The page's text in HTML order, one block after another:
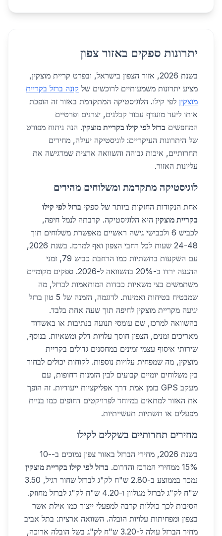
יתרונות ספקים באזור צפון
בשנת 2026, אזור הצפון בישראל, ובפרט קריית מוצקין,
מציע יתרונות משמעותיים לרוכשים של קונה ברזל בקריית
מוצקין לפי קילו. הלוגיסטיקה המתקדמת באזור זה הופכת
אותו ליעד מועדף עבור קבלנים, יצרנים ופרטיים
המחפשים ברזל לפי קילו בקריית מוצקין. הנה ניתוח מפורט
של היתרונות העיקריים: לוגיסטיקה יעילה, מחירים
תחרותיים, איכות גבוהה והשוואה ארצית שמדגישה את
עליונות האזור.
לוגיסטיקה מתקדמת ומשלוחים מהירים
אחת הנקודות החזקות ביותר של ספקי ברזל לפי קילו
בקריית מוצקין היא הלוגיסטיקה. קרבתה לנמל חיפה,
לכביש 6 ולכבישי גישה ראשיים מאפשרת משלוחים תוך
24-48 שעות לכל רחבי הצפון ואף למרכז. בשנת 2026,
עם השקעות בתשתיות כמו הרחבת כביש 79, זמני
ההגעה ירדו ב-20% בהשוואה ל-2026. ספקים מקומיים
משתמשים בצי משאיות כבדות המותאמות לברזל, מה
שמבטיח בטיחות ואמינות. לדוגמה, הזמנה של 5 טון ברזל
יגיעה מקריית מוצקין לחיפה תוך שעה אחת בלבד.
בהשוואה למרכז, שם עומסי תנועה בנתיבות או באשדוד
מאריכים זמנים, הצפון חוסך עלויות דלק ומשאיות. בנוסף,
שירותי איסוף עצמי זמינים במחסנים גדולים בקריית
מוצקין, מה שמפחית עלויות נוספות. לקוחות יכולים לבחור
בין משלוחים יומיים קבועים לבין הזמנות דחופות, עם
מעקב GPS בזמן אמת דרך אפליקציות ייעודיות. זה הופך
את האזור למתאים במיוחד לפרויקטים דחופים כמו בניית
מפעלים או תשתיות תעשייתיות.
מחירים תחרותיים בשקלים לקילו
בשנת 2026, מחירי הברזל באזור צפון נמוכים ב-10-
15% ממחירי המרכז והדרום.
ברזל לפי קילו בקריית מוצקין
נמכר בממוצע ב-2.80 ש"ח לק"ג לברזל שחור רגיל, 3.50
ש"ח לק"ג לברזל מגולוון ו-4.20 ש"ח לק"ג לברזל מחוזק.
הסיבות לכך כוללות קרבה למפעלי ייצור כמו אילת אשר
בצפון ומפחיתות עלויות הובלה. השוואה ארצית: בתל אביב
מחיר הברזל עולה ל-3.20 ש"ח לק"ג בשל הובלה ארוכה,